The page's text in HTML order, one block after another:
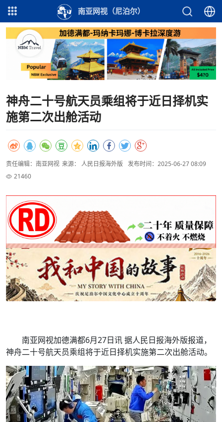
南亚网视（尼泊尔）
神舟二十号航天员乘组将于近日择机实
施第二次出舱活动
责任编辑：南亚网视 来源： 人民日报海外版
发布时间：2025-06-27 08:09
21460
南亚网视加德满都6月27日讯 据人民日报海外版报道，
神舟二十号航天员乘组将于近日择机实施第二次出舱活动。